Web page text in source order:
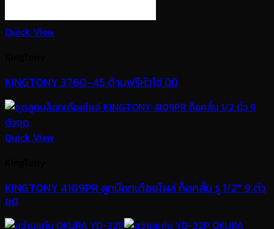
Quick View
KINGTONY 3760-45 ด้ามฟรีหัวไข่ มินิ
Quick View
KINGTONY 4109PR ลูกบ๊อกเดือยโผล่ ท็อคสั้น รู 1/2″ 9 ตัว
ชุด